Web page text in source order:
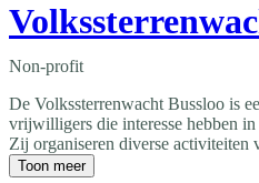
Non-profit
De Volkssterrenwacht Bussloo is
vrijwilligers die interesse hebben
Zij organiseren diverse activiteiten
Toon meer